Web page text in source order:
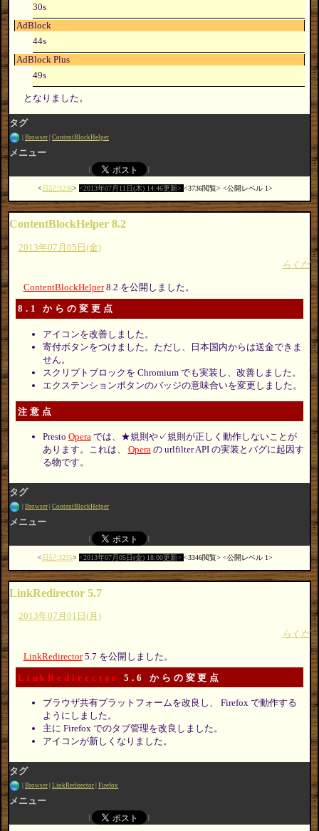
30s
AdBlock
44s
AdBlock Plus
49s
となりました。
タグ
Browser ContentBlockHelper
メニュー
日記:3236 2013年07月11日(木) 14:46更新 3736閲覧 公開レベル 1
ContentBlockHelper 8.2
2013年07月05日(金)
らくだ
ContentBlockHelper8.2 を公開しました。
8.1 からの変更点
アイコンを改善しました。
寄付ボタンをつけました。ただし、日本国内からは送金できま
せん。
スクリプトブロックを Chromium でも実装し、改善しました。
エクステンションボタンのバッジの意味合いを変更しました。
注意点
Presto Operaでは、★規則や✓規則が正しく動作しないことが
あります。これは、 Operaの urlfilter API の実装とバグに起因す
る物です。
タグ
Browser ContentBlockHelper
メニュー
日記:3235 2013年07月05日(金) 18:00更新 3346閲覧 公開レベル 1
LinkRedirector 5.7
2013年07月01日(月)
らくだ
LinkRedirector5.7 を公開しました。
LinkRedirector 5.6 からの変更点
ブラウザ共有プラットフォームを改良し、 Firefox で動作する
ようにしました。
主に Firefox でのタブ管理を改良しました。
アイコンが新しくなりました。
タグ
Browser LinkRedirector Firefox
メニュー